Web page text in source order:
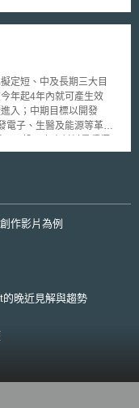
目的是為了促進美國離岸
挑戰。投入這個新興的產
在積極發展風能的同
長租稅優惠的提案，此租
製造成本的補貼，相關業
，因此他們將會繼續爭
等三方面因素，並以前三
。其將掮負起為該署準備
經濟方面之影響與衝擊等
，對可能之立法措施未來
，實為一新且未知的一塊
委員會運作之透明性；同
定短、中及長期三大目
年起4年內就可產生效
入；中期目標以開發
電子、生醫及能源等革新
公司發展奈米碳管，長興
液材料；永光化學也投入
力麗、力鵬等多家廠商投
米衛浴設備、馬桶、洗手
媒空調系統及殺菌洗衣
影劑、疾病診斷之奈米微
時間，也就是在2010年
作影片為例
晚近見解與趨勢